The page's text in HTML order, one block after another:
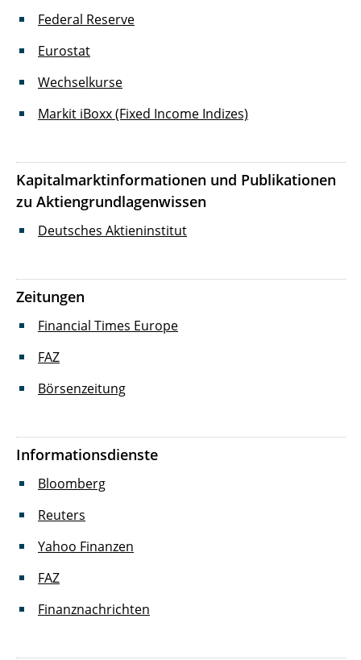
Federal Reserve
Eurostat
Wechselkurse
Markit iBoxx (Fixed Income Indizes)
Kapitalmarktinformationen und Publikationen
zu Aktiengrundlagenwissen
Deutsches Aktieninstitut
Zeitungen
Financial Times Europe
FAZ
Börsenzeitung
Informationsdienste
Bloomberg
Reuters
Yahoo Finanzen
FAZ
Finanznachrichten